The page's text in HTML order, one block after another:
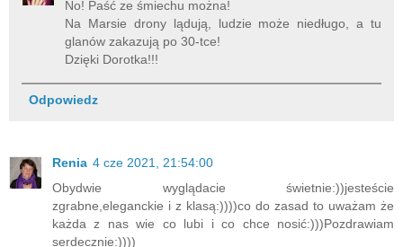
No! Paść ze śmiechu można!
Na Marsie drony lądują, ludzie może niedługo, a tu
glanów zakazują po 30-tce!
Dzięki Dorotka!!!
Odpowiedz
Renia 4 cze 2021, 21:54:00
Obydwie wyglądacie świetnie:))jesteście
zgrabne,eleganckie i z klasą:))))co do zasad to uważam że
każda z nas wie co lubi i co chce nosić:)))Pozdrawiam
serdecznie:))))